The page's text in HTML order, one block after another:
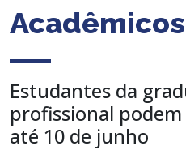
Acadêmicos
Estudantes da
profissional
até 10 de junho